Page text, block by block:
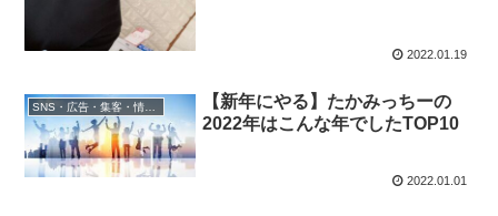
2022.01.19
SNS・広告・集客・情報発信
【新年にやる】たかみっちーの
2022年はこんな年でしたTOP10
2022.01.01